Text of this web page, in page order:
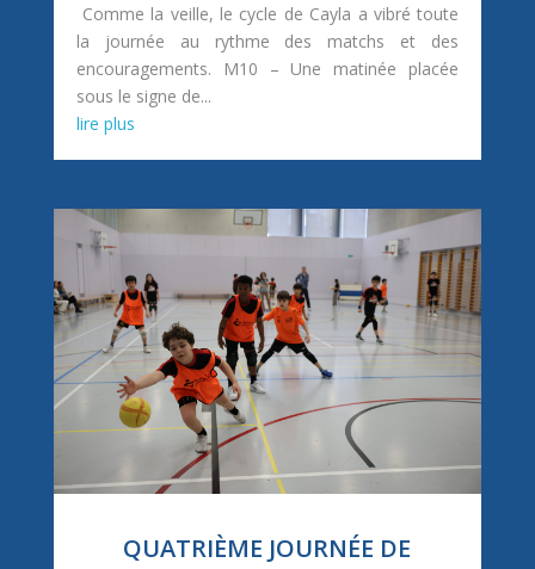
Comme la veille, le cycle de Cayla a vibré toute
la journée au rythme des matchs et des
encouragements. M10 – Une matinée placée
sous le signe de...
lire plus
QUATRIÈME JOURNÉE DE